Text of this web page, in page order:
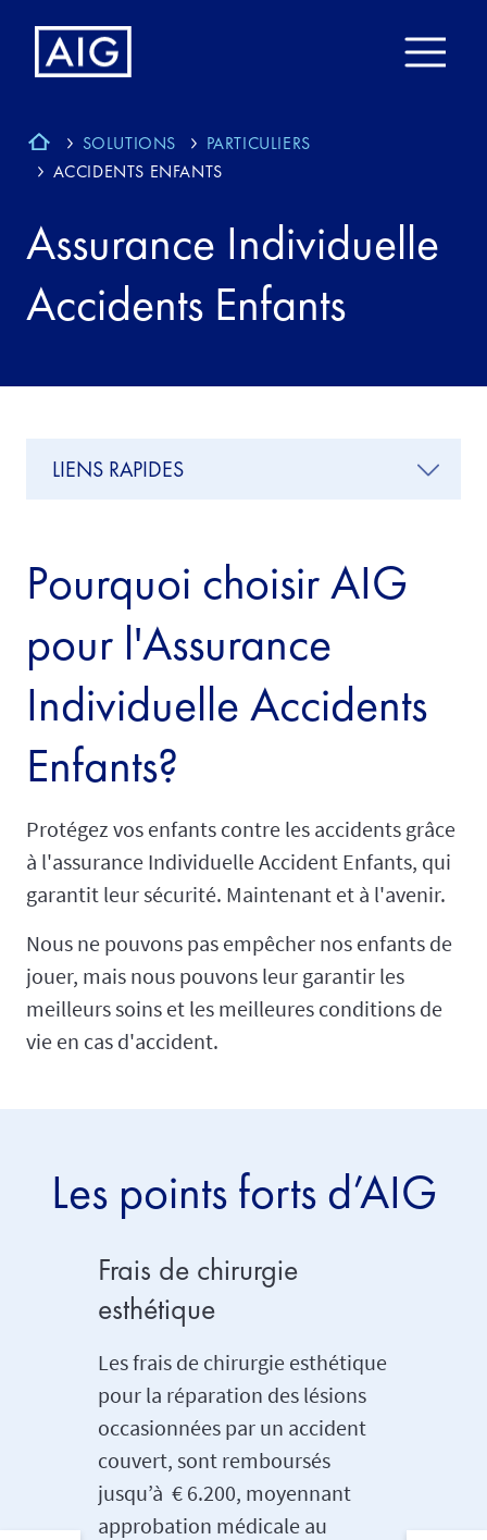
SOLUTIONS
PARTICULIERS
ACCIDENTS ENFANTS
Assurance Individuelle
Accidents Enfants
Pourquoi choisir AIG
pour l'Assurance
Individuelle Accidents
Enfants?
Protégez vos enfants contre les accidents grâce
à l'assurance Individuelle Accident Enfants, qui
garantit leur sécurité. Maintenant et à l'avenir.
Nous ne pouvons pas empêcher nos enfants de
jouer, mais nous pouvons leur garantir les
meilleurs soins et les meilleures conditions de
vie en cas d'accident.
LIENS RAPIDES
Les points forts d’AIG
Frais de chirurgie
esthétique
Les frais de chirurgie esthétique
pour la réparation des lésions
occasionnées par un accident
couvert, sont remboursés
jusqu’à € 6.200, moyennant
approbation médicale au
dans